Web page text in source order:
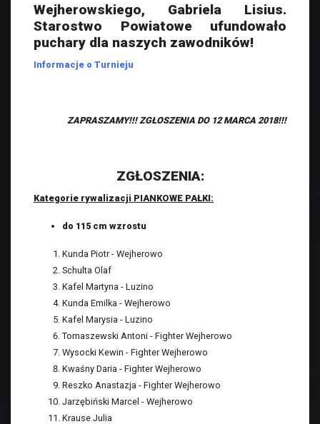
Wejherowskiego, Gabriela Lisius.
Starostwo Powiatowe ufundowało
puchary dla naszych zawodników!
Informacje o Turnieju
ZAPRASZAMY!!! ZGŁOSZENIA DO 12 MARCA 2018!!!
ZGŁOSZENIA:
Kategorie rywalizacji PIANKOWE PAŁKI:
do 115 cm wzrostu
Kunda Piotr - Wejherowo
Schulta Olaf
Kafel Martyna - Luzino
Kunda Emilka - Wejherowo
Kafel Marysia - Luzino
Tomaszewski Antoni - Fighter Wejherowo
Wysocki Kewin - Fighter Wejherowo
Kwaśny Daria - Fighter Wejherowo
Reszko Anastazja - Fighter Wejherowo
Jarzębiński Marcel - Wejherowo
Krause Julia